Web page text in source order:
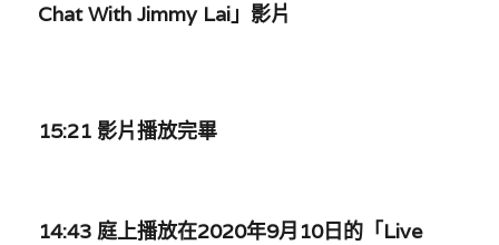
大衛sir專欄
龔靜儀大律師專欄
陳子遷律師專欄
Chat With Jimmy Lai」影片
15:21 影片播放完畢
14:43 庭上播放在2020年9月10日的「Live